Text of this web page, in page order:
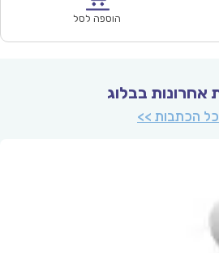
הוספה לסל
אחרונות בבלוג
הכתבות >>